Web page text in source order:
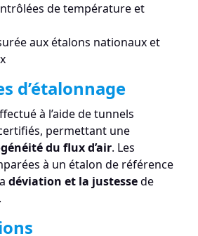
de température et
aux étalons nationaux et
d’étalonnage
à l’aide de tunnels
permettant une
du flux d’air. Les
à un étalon de référence
déviation et la justessede